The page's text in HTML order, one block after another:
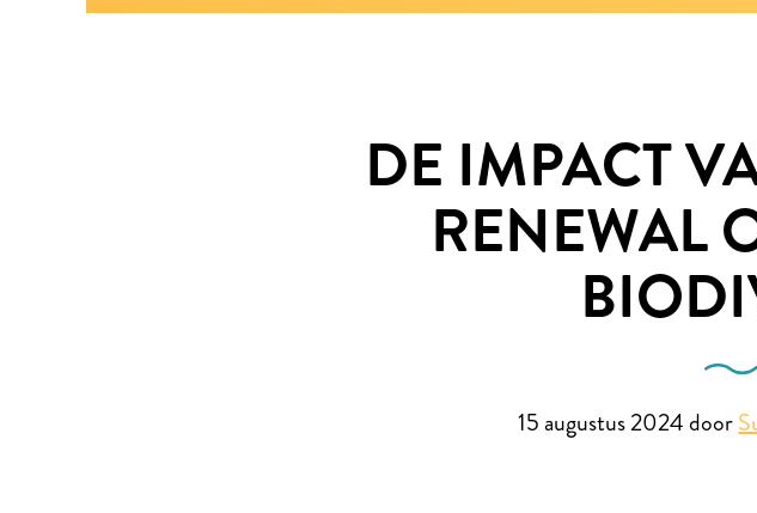
DE IMPACT
RENEWAL
15 augustus 2024 door